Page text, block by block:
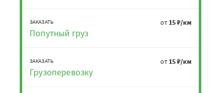
ЗАКАЗАТЬ
Попутный груз
от 15 ₽/км
ЗАКАЗАТЬ
Грузоперевозку
от 15 ₽/км